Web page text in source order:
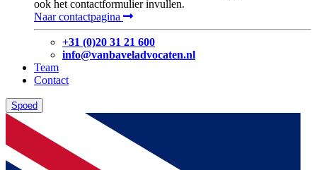
ook het contactformulier invullen.
Naar contactpagina
+31 (0)20 31 21 600
info@vanbaveladvocaten.nl
Team
Contact
Spoed